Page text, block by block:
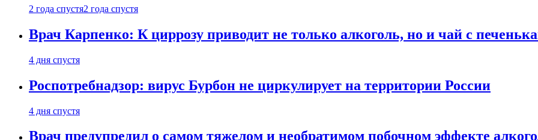
2 года спустя2 года спустя
Врач Карпенко: К циррозу приводит не только алкоголь, но и чай с
4 дня спустя
Роспотребнадзор: вирус Бурбон не циркулирует на территории России
4 дня спустя
Врач предупредил о самом тяжелом и необратимом побочном эффекте